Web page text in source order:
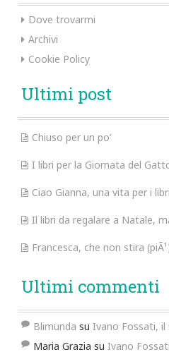
Dove trovarmi
Archivi
Cookie Policy
Ultimi post
Chiuso per un po’
I libri per la Giornata del
Ciao Gianna, una vita per i libri
Il libri da regalare a Natale,
Francesca, che non stira
Ultimi commenti
Blimunda su Ivano Fossati,
Maria Grazia su Ivano